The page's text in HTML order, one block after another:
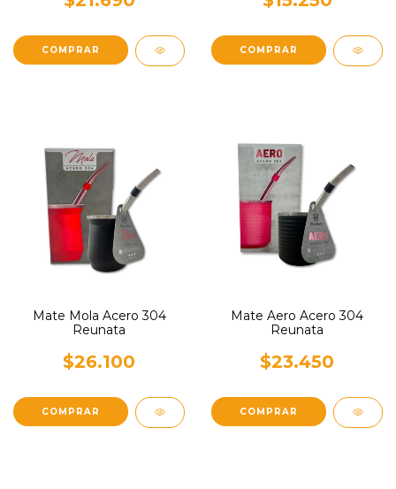
Mate Mola Acero 304
Reunata
$26.100
Mate Aero Acero 304
Reunata
$23.450